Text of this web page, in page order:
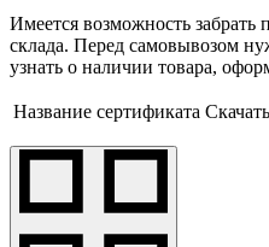
Имеется возможность забрать
склада. Перед самовывозом
узнать о наличии товара,
Название сертификата